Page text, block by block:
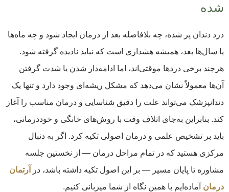
شده
درد دندان پر شده، چه بلافاصله بعد از درمان ایجاد شود و چه ماه‌ها
یا سال‌ها بعد، همیشه هشداری است که نباید نادیده گرفته شود.
هرچند برخی دردها موقتی‌اند، اما ادامه‌دار شدن یا شدت گرفتن
آن‌ها معمولاً نشان می‌دهد که مشکل ریشه‌ای وجود دارد و تنها یک
دندانپزشک می‌تواند علت را دقیق شناسایی و درمان مناسب را آغاز
کند. بنابراین به‌جای اتلاف وقت با روش‌های خانگی و خوددرمانی،
باید بر تشخیص علمی و درمان اصولی تکیه کرد. اگر به دنبال
مرکزی هستید که در تمام مراحل درمان — از نخستین جلسه
مشاوره تا پایان مسیر — بر این اصول تکیه داشته باشد، در
آرتمان
درمان آماده‌ایم با همین نگاه از شما میزبانی کنیم.